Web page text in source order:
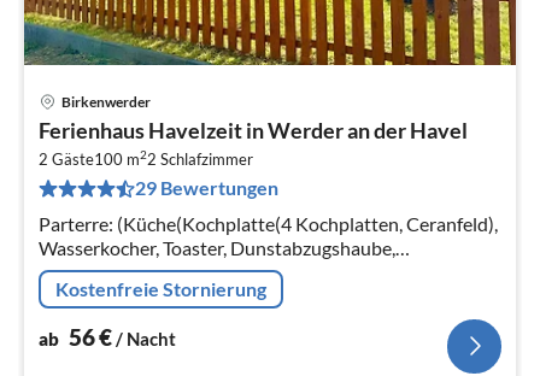
Birkenwerder
Ferienhaus Havelzeit in Werder an der Havel
2 Gäste100 m22 Schlafzimmer
29 Bewertungen
Parterre: (Küche(Kochplatte(4 Kochplatten, Ceranfeld),
Wasserkocher, Toaster, Dunstabzugshaube,
Kaffeemaschine, Backofen, Mikrowelle, Spülmaschine,
Kühlschrank, Tiefkühlschrank)
Kostenfreie Stornierung
ab 56€/ Nacht